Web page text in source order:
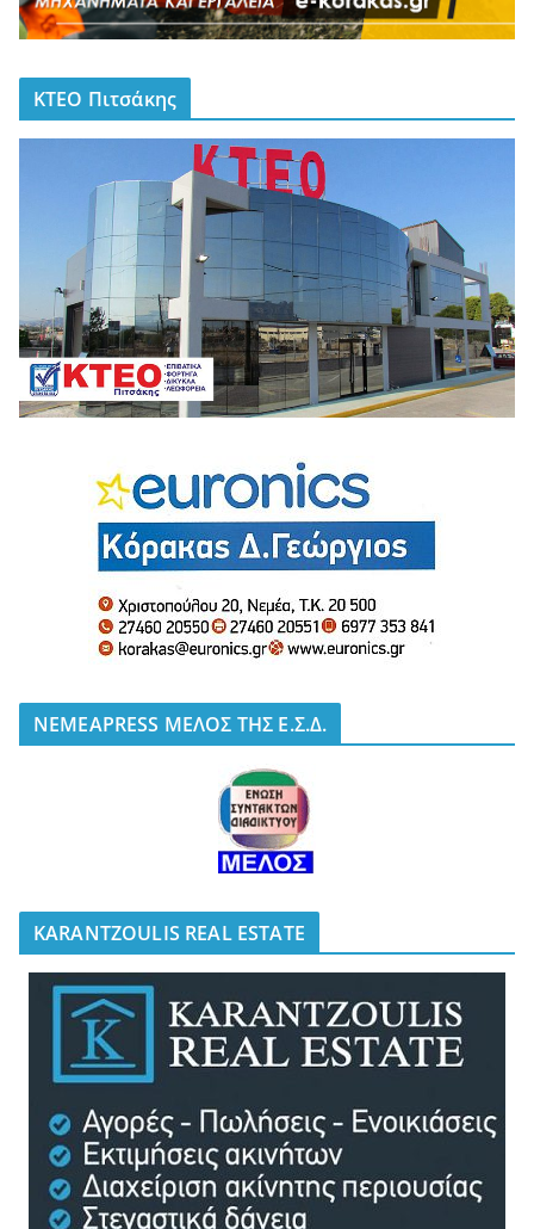
ΚΤΕΟ Πιτσάκης
NEMEAPRESS ΜΕΛΟΣ ΤΗΣ Ε.Σ.Δ.
KARANTZOULIS REAL ESTATE